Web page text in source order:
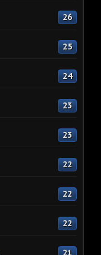
26
25
24
23
23
22
22
22
21